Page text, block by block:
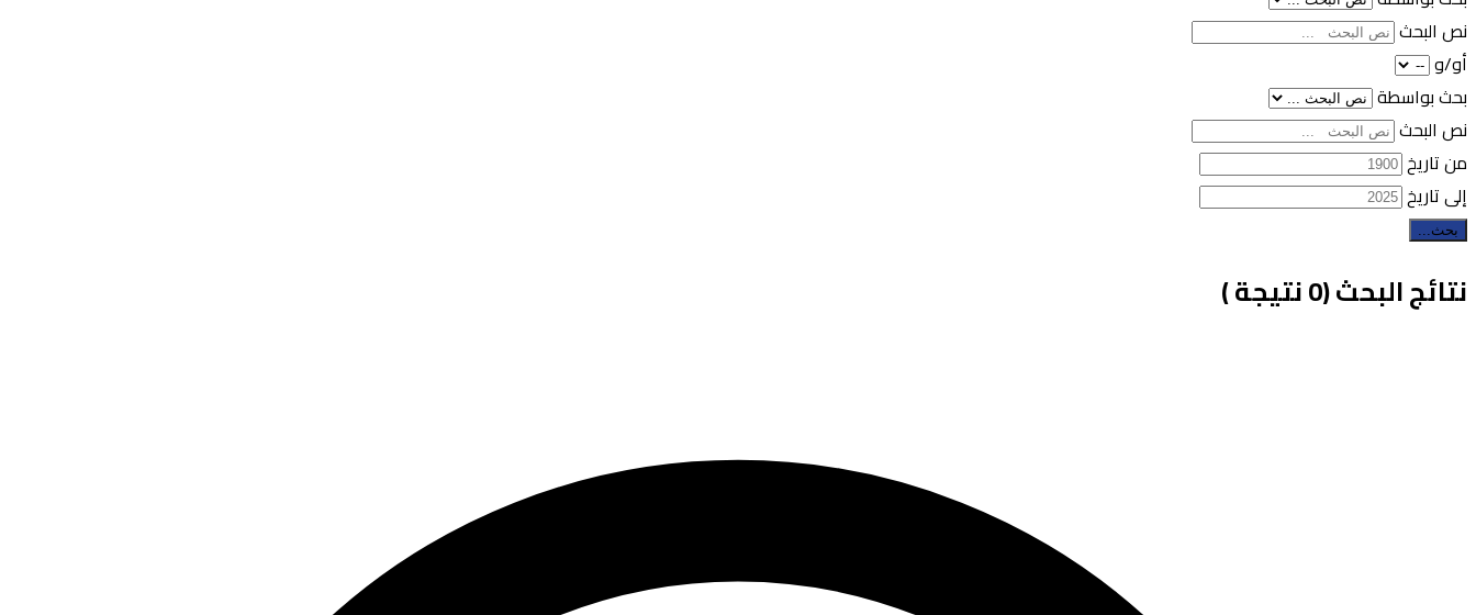
نص البحث
أو/و
بحث بواسطة
نص البحث
من تاريخ
إلى تاريخ
بحث...
نتائج البحث (0 نتيجة )